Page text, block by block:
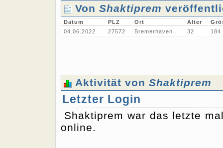
Von Shaktiprem
Datum PLZ Ort Alter
04.06.2022
27572 Bremerhaven 32 184
Aktivität von Shaktiprem
Letzter Login
Shaktiprem war das letzte
online.